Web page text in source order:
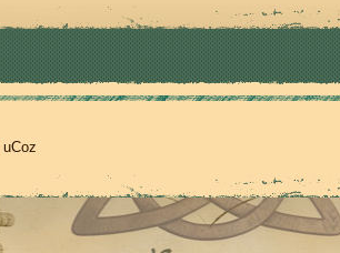
uCoz